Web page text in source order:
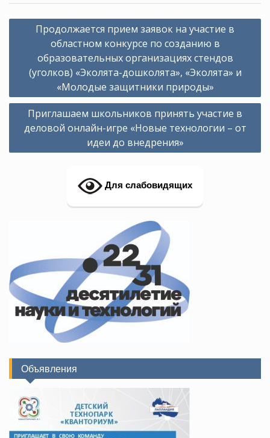
Навигация
записям
Продолжается прием заявок на участие в
областном конкурсе по созданию в
образовательных организациях стендов
(уголков) «Эколята-дошколята», «Эколята» и
«Молодые защитники природы»
Приглашаем школьников принять участие в
деловой онлайн-игре «Новые технологии – от
идеи до внедрения»
Для слабовидящих
Объявления